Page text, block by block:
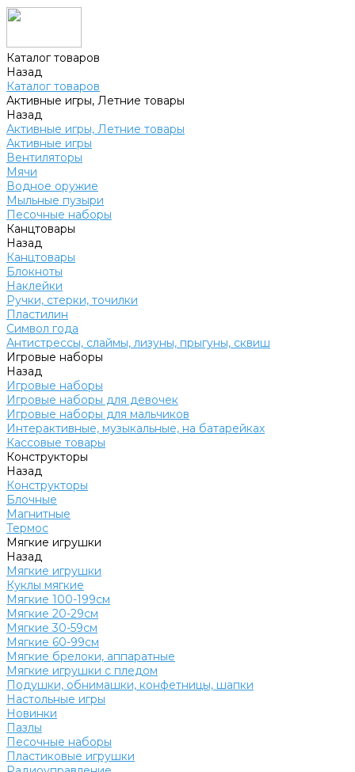
Каталог товаров
Назад
Каталог товаров
Активные игры, Летние товары
Назад
Активные игры, Летние товары
Активные игры
Вентиляторы
Мячи
Водное оружие
Мыльные пузыри
Песочные наборы
Канцтовары
Назад
Канцтовары
Блокноты
Наклейки
Ручки, стерки, точилки
Пластилин
Символ года
Антистрессы, слаймы, лизуны, прыгуны, сквиш
Игровые наборы
Назад
Игровые наборы
Игровые наборы для девочек
Игровые наборы для мальчиков
Интерактивные, музыкальные, на батарейках
Кассовые товары
Конструкторы
Назад
Конструкторы
Блочные
Магнитные
Термос
Мягкие игрушки
Назад
Мягкие игрушки
Куклы мягкие
Мягкие 100-199см
Мягкие 20-29см
Мягкие 30-59см
Мягкие 60-99см
Мягкие брелоки, аппаратные
Мягкие игрушки с пледом
Подушки, обнимашки, конфетницы, шапки
Настольные игры
Новинки
Пазлы
Песочные наборы
Пластиковые игрушки